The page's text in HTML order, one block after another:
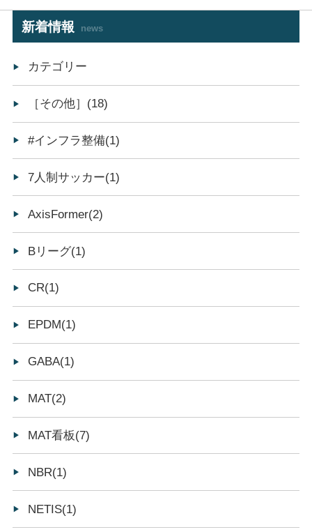
新着情報 news
カテゴリー
［その他］(18)
#インフラ整備(1)
7人制サッカー(1)
AxisFormer(2)
Bリーグ(1)
CR(1)
EPDM(1)
GABA(1)
MAT(2)
MAT看板(7)
NBR(1)
NETIS(1)